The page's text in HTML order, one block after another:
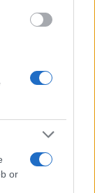
or
del
la
tedesco, il
a portare
gruppo
al 2000.